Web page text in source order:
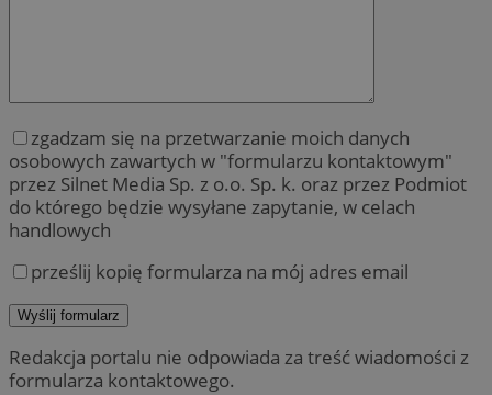
zgadzam się na przetwarzanie moich danych
osobowych zawartych w "formularzu kontaktowym"
przez Silnet Media Sp. z o.o. Sp. k. oraz przez Podmiot
do którego będzie wysyłane zapytanie, w celach
handlowych
prześlij kopię formularza na mój adres email
Redakcja portalu nie odpowiada za treść wiadomości z
formularza kontaktowego.